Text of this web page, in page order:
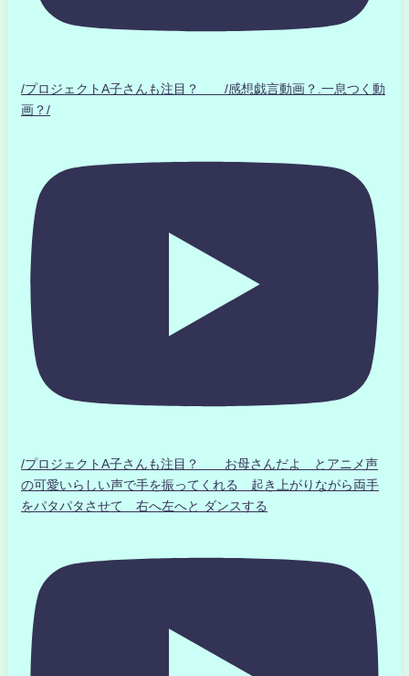
/プロジェクトA子さんも注目？ /感想戯言動画？.一息つく動
画？/
/プロジェクトA子さんも注目？ お母さんだよ とアニメ声
の可愛いらしい声で手を振ってくれる 起き上がりながら両手
をパタパタさせて 右へ左へと ダンスする